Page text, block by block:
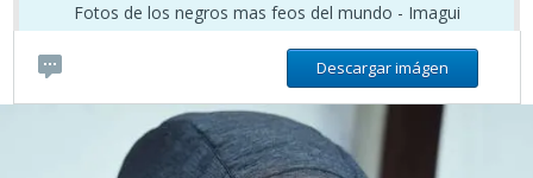
Fotos de los negros mas feos del mundo - Imagui
Descargar imágen